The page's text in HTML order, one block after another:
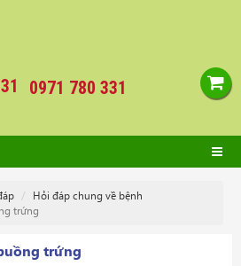
0971 780 331
Hỏi đáp chung về bệnh
trứng
trứng